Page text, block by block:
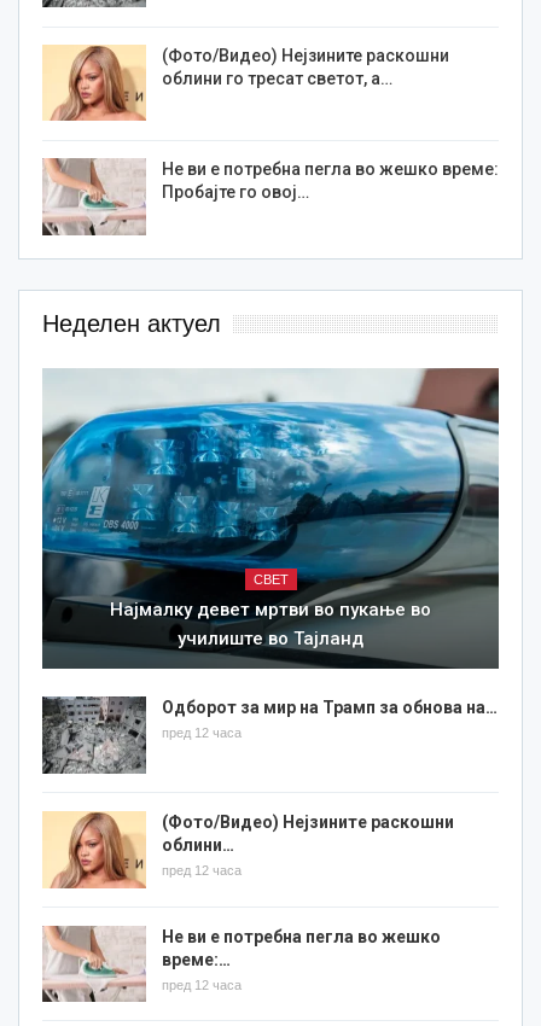
(Фото/Видео) Нејзините раскошни
облини го тресат светот, а…
Не ви е потребна пегла во жешко време:
Пробајте го овој…
Неделен актуел
СВЕТ
Најмалку девет мртви во пукање во
училиште во Тајланд
Одборот за мир на Трамп за обнова на…
пред 12 часа
(Фото/Видео) Нејзините раскошни
облини…
пред 12 часа
Не ви е потребна пегла во жешко
време:…
пред 12 часа